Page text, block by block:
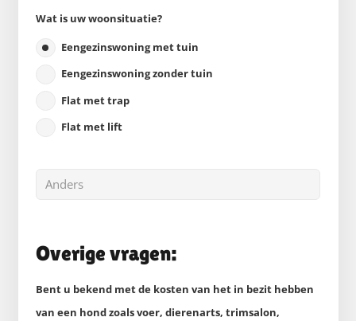
Wat is uw woonsituatie?
Eengezinswoning met tuin
Eengezinswoning zonder tuin
Flat met trap
Flat met lift
Overige vragen:
Bent u bekend met de kosten van het in bezit hebben
van een hond zoals voer, dierenarts, trimsalon,